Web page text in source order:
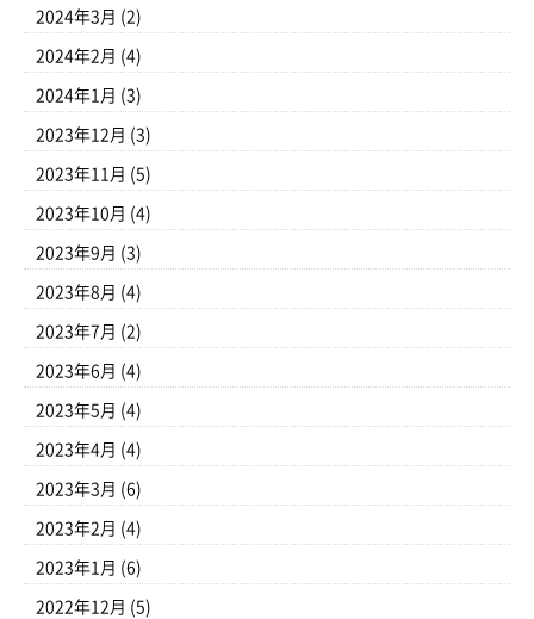
2024年3月 (2)
2024年2月 (4)
2024年1月 (3)
2023年12月 (3)
2023年11月 (5)
2023年10月 (4)
2023年9月 (3)
2023年8月 (4)
2023年7月 (2)
2023年6月 (4)
2023年5月 (4)
2023年4月 (4)
2023年3月 (6)
2023年2月 (4)
2023年1月 (6)
2022年12月 (5)